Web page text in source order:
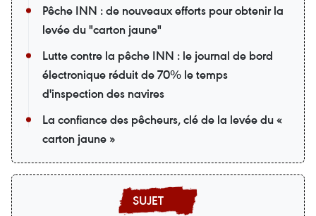
Pêche INN : de nouveaux efforts pour obtenir la
levée du "carton jaune"
Lutte contre la pêche INN : le journal de bord
électronique réduit de 70% le temps
d'inspection des navires
La confiance des pêcheurs, clé de la levée du «
carton jaune »